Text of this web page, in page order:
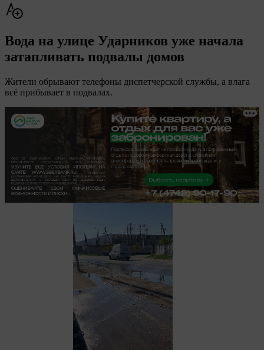
Вода на улице Ударников уже начала
затапливать подвалы домов
Жители обрывают телефоны диспетчерской службы, а влага
всё прибывает в подвалах.